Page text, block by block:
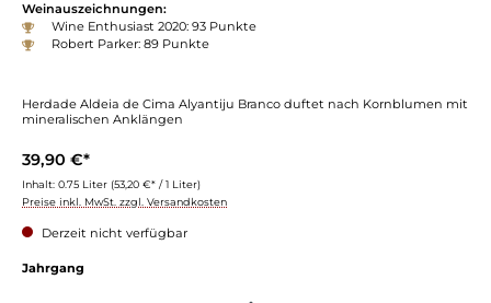
Weinauszeichnungen:
Wine Enthusiast 2020: 93 Punkte
Robert Parker: 89 Punkte
Herdade Aldeia de Cima Alyantiju Branco duftet nach Kornblumen mit
mineralischen Anklängen
39,90 €*
Inhalt: 0.75 Liter (53,20 €* / 1 Liter)
Preise inkl. MwSt. zzgl. Versandkosten
Derzeit nicht verfügbar
Jahrgang